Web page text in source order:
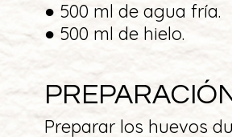
● 500 ml de agua fría.
● 500 ml de hielo.
Preparar los huevos